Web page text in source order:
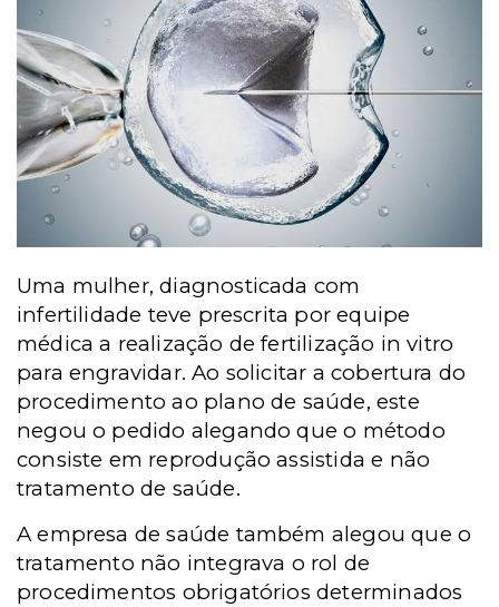
Uma mulher, diagnosticada com
infertilidade teve prescrita por equipe
médica a realização de fertilização in vitro
para engravidar. Ao solicitar a cobertura do
procedimento ao plano de saúde, este
negou o pedido alegando que o método
consiste em reprodução assistida e não
tratamento de saúde.
A empresa de saúde também alegou que o
tratamento não integrava o rol de
procedimentos obrigatórios determinados